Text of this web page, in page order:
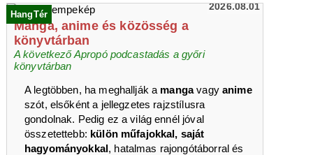
HangTér
2026.08.01
Manga, anime és közösség a
könyvtárban
A következő Apropó podcastadás a győri
könyvtárban
A legtöbben, ha meghallják a mangavagy anime
szót, elsőként a jellegzetes rajzstílusra
gondolnak. Pedig ez a világ ennél jóval
összetettebb: külön műfajokkal, saját
hagyományokkal, hatalmas rajongótáborral és